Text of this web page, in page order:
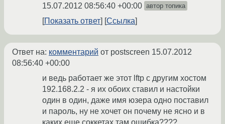
15.07.2012 08:56:40 +00:00 автор топика
Показать ответ Ссылка
Ответ на: комментарий от postscreen 15.07.2012
08:56:40 +00:00
и ведь работает же этот lftp с другим хостом
192.168.2.2 - я их обоих ставил и настойки
один в один, даже имя юзера одно поставил
и пароль, ну не хочет он почему не ясно и в